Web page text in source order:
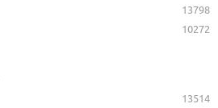
13798
10272
13514